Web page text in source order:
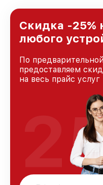
и лояльности
Скидка -25%
любого
По
предоставляем
на весь прайс